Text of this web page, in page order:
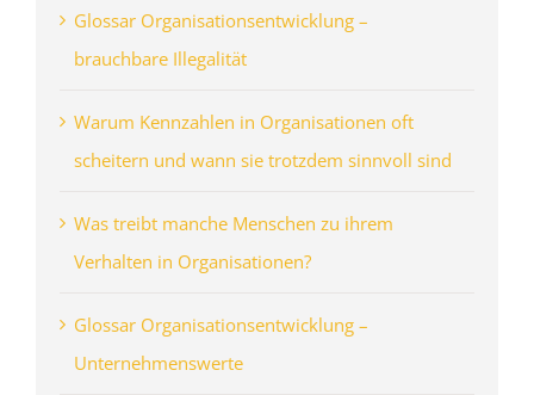
Glossar Organisationsentwicklung –
brauchbare Illegalität
Warum Kennzahlen in Organisationen oft
scheitern und wann sie trotzdem sinnvoll sind
Was treibt manche Menschen zu ihrem
Verhalten in Organisationen?
Glossar Organisationsentwicklung –
Unternehmenswerte